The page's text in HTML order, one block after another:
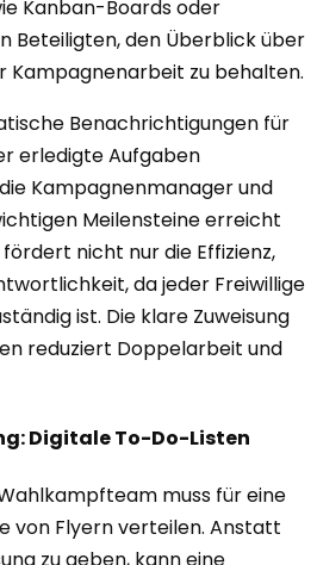
Kanban-Boards oder
Beteiligten, den Überblick über
Kampagnenarbeit zu behalten.
Benachrichtigungen für
erledigte Aufgaben
Kampagnenmanager und
Meilensteine erreicht
nicht nur die Effizienz,
da jeder Freiwillige
ist. Die klare Zuweisung
reduziert Doppelarbeit und
Digitale To-Do-Listen
muss für eine
von Flyern verteilen. Anstatt